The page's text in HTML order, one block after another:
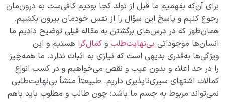
برای آن‌که بفهمیم ما قبل از تولد کجا بودیم کافی‌ست به درون‌مان
رجوع کنیم و پاسخ این سؤال را از نفس خودمان بیرون بکشیم.
همان‌طور که در درس‌های برگشتن به مقاله قبلی توضیح دادیم ما
انسان‌ها موجوداتی بی‌نهایت‌طلب و کمال‌گرا هستیم و این
ویژگی‌ها به‌قدری بدیهی است که نیازی به اثبات ندارد. ما همه‌چیز
را در حد اعلاء و بدون عیب و نقص می‌خواهیم و در کسب انواع
کمالات اشتهای سیری‌ناپذیری داریم. طبیعتاً منشأ بی‌نهایت‌طلبی
نمی‌تواند مربوط به جسم ما باشد؛ چون طالب و مطلوب باید باهم